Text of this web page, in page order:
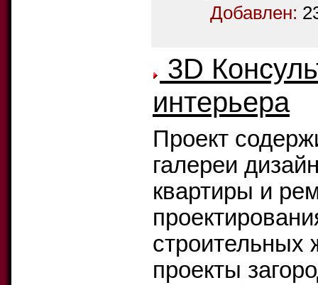
Добавлен:
3D
интерьера
Проект
галереи
квартиры и
строительных
проекты